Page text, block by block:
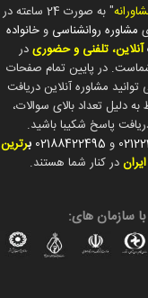
" به صورت 24 ساعته در
مشاوره روانشناسی و خانواده
آنلاین، تلفنی و حضوریدر
در پایین تمام صفحات
مشاوره آنلاین دریافت
دلیل تعداد بالای سوالات،
پاسخ شکیبا باشید.
و 02188422495 برترین
در کنار شما هستند.
سازمان های: